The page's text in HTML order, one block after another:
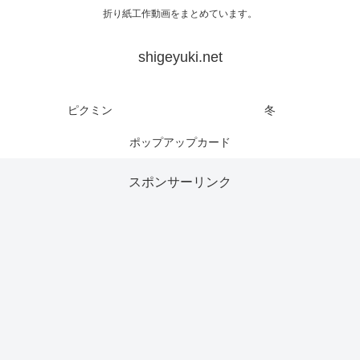
折り紙工作動画をまとめています。
shigeyuki.net
ピクミン 冬
ポップアップカード
スポンサーリンク